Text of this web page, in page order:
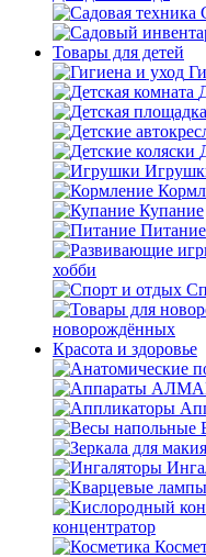
Товары для детей
Купание
Питание
хобби
новорождённых
Красота и здоровье
концентратор